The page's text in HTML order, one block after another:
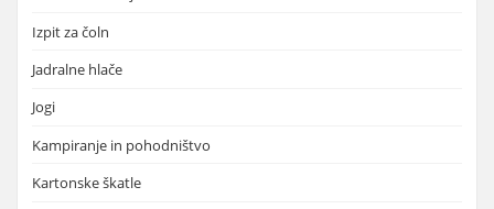
Izpit za čoln
Jadralne hlače
Jogi
Kampiranje in pohodništvo
Kartonske škatle